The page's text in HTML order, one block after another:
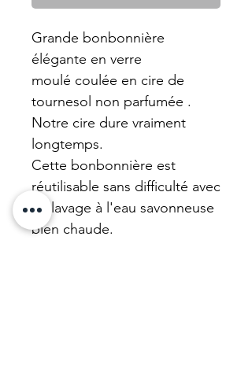
Grande bonbonnière
élégante en verre
moulé coulée en cire de
tournesol non parfumée .
Notre cire dure vraiment
longtemps.
Cette bonbonnière est
réutilisable sans difficulté avec
un lavage à l'eau savonneuse
bien chaude.